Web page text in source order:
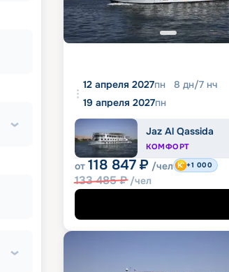
12 апреля 2027пн 8 дн/7 нч
19 апреля 2027пн
Jaz Al Qassida
КОМФОРТ
от 118 847 ₽ /чел
133 485₽ /чел
+1 000